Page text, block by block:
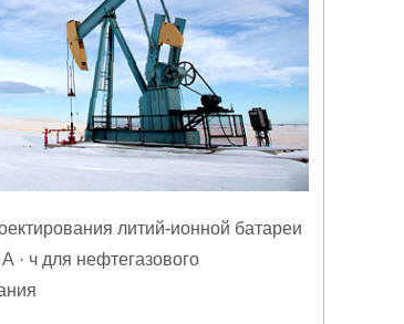
литий-ионной батареи
· ч для нефтегазового